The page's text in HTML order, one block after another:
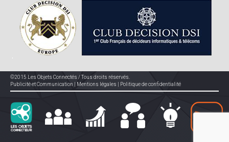
©2015 Les Objets Connectés / Tous droits réservés.
Publicité et Communication
Mentions légales Politique de confidentialité